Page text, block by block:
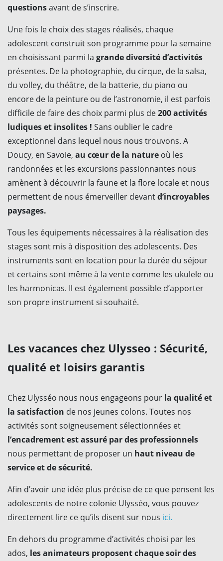
questionsavant de s’inscrire.
Une fois le choix des stages réalisés, chaque
adolescent construit son programme pour la semaine
en choisissant parmi la grande diversité d’activités
présentes. De la photographie, du cirque, de la salsa,
du volley, du théâtre, de la batterie, du piano ou
encore de la peinture ou de l’astronomie, il est parfois
difficile de faire des choix parmi plus de200 activités
ludiques et insolites ! Sans oublier le cadre
exceptionnel dans lequel nous nous trouvons. A
Doucy, en Savoie, au cœur de la nature où les
randonnées et les excursions passionnantes nous
amènent à découvrir la faune et la flore locale et nous
permettent de nous émerveiller devantd’incroyables
paysages.
Tous les équipements nécessaires à la réalisation des
stages sont mis à disposition des adolescents. Des
instruments sont en location pour la durée du séjour
et certains sont même à la vente comme les ukulele ou
les harmonicas. Il est également possible d’apporter
son propre instrument si souhaité.
Les vacances chez Ulysseo : Sécurité,
qualité et loisirs garantis
Chez Ulysséo nous nous engageons pour la qualité et
la satisfaction de nos jeunes colons. Toutes nos
activités sont soigneusement sélectionnées et
l’encadrement est assuré par des professionnels
nous permettant de proposer un haut niveau de
service et de sécurité.
Afin d’avoir une idée plus précise de ce que pensent les
adolescents de notre colonie Ulysséo, vous pouvez
directement lire ce qu’ils disent sur nous ici.
En dehors du programme d’activités choisi par les
ados, les animateurs proposent chaque soir des